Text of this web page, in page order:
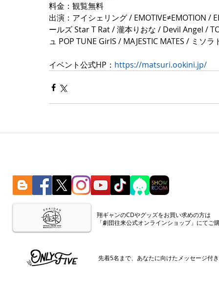
料金：観覧無料
出演：アイシェリング / EMOTIVE≠EMOTION /
ールズ Star T Rat / 瀧本りおな / Devil Angel /
ュ POP TUNE GirlS / MAJESTIC MATES / ミソ
イベント公式HP： https://matsuri.ookini.jp/
​翔ギャンのCDやグッズをお買い求めの方は
「劇団往来公式オンラインショップ」にてご
先着5名まで、あなたに向けたメッセージ付